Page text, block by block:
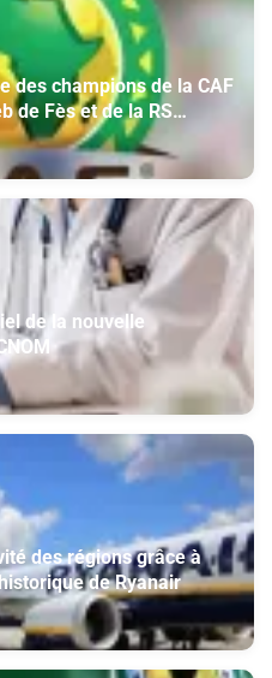
des champions de la CAF
de Fès et de la RS
de la nouvelle
des régions grâce à
de Ryanair